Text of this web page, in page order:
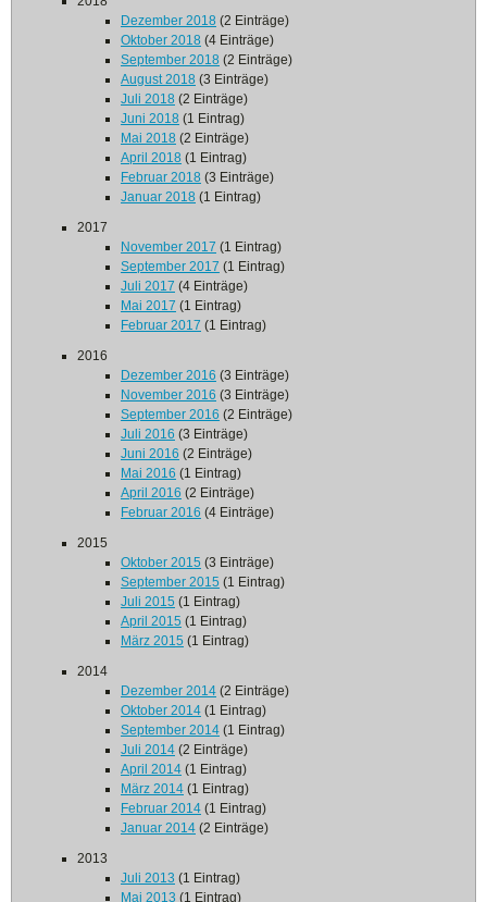
Dezember 2018 (2 Einträge)
Oktober 2018 (4 Einträge)
September 2018 (2 Einträge)
August 2018 (3 Einträge)
Juli 2018 (2 Einträge)
Juni 2018 (1 Eintrag)
Mai 2018 (2 Einträge)
April 2018 (1 Eintrag)
Februar 2018 (3 Einträge)
Januar 2018 (1 Eintrag)
2017
November 2017 (1 Eintrag)
September 2017 (1 Eintrag)
Juli 2017 (4 Einträge)
Mai 2017 (1 Eintrag)
Februar 2017 (1 Eintrag)
2016
Dezember 2016 (3 Einträge)
November 2016 (3 Einträge)
September 2016 (2 Einträge)
Juli 2016 (3 Einträge)
Juni 2016 (2 Einträge)
Mai 2016 (1 Eintrag)
April 2016 (2 Einträge)
Februar 2016 (4 Einträge)
2015
Oktober 2015 (3 Einträge)
September 2015 (1 Eintrag)
Juli 2015 (1 Eintrag)
April 2015 (1 Eintrag)
März 2015 (1 Eintrag)
2014
Dezember 2014 (2 Einträge)
Oktober 2014 (1 Eintrag)
September 2014 (1 Eintrag)
Juli 2014 (2 Einträge)
April 2014 (1 Eintrag)
März 2014 (1 Eintrag)
Februar 2014 (1 Eintrag)
Januar 2014 (2 Einträge)
2013
Juli 2013 (1 Eintrag)
Mai 2013 (1 Eintrag)